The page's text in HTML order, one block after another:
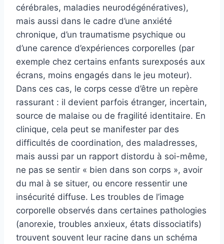
cérébrales, maladies neurodégénératives),
mais aussi dans le cadre d’une anxiété
chronique, d’un traumatisme psychique ou
d’une carence d’expériences corporelles (par
exemple chez certains enfants surexposés aux
écrans, moins engagés dans le jeu moteur).
Dans ces cas, le corps cesse d’être un repère
rassurant : il devient parfois étranger, incertain,
source de malaise ou de fragilité identitaire. En
clinique, cela peut se manifester par des
difficultés de coordination, des maladresses,
mais aussi par un rapport distordu à soi-même,
ne pas se sentir « bien dans son corps », avoir
du mal à se situer, ou encore ressentir une
insécurité diffuse. Les troubles de l’image
corporelle observés dans certaines pathologies
(anorexie, troubles anxieux, états dissociatifs)
trouvent souvent leur racine dans un schéma